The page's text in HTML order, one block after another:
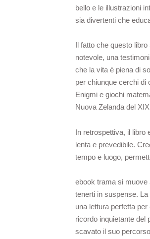
bello e le illustrazioni
sia divertenti che
Il fatto che questo
notevole, una
che la vita è piena di
per chiunque cerchi di
Enigmi e giochi
Nuova Zelanda del
In retrospettiva, il libro
lenta e prevedibile.
tempo e luogo,
ebook trama si muove
tenerti in suspense. La
una lettura perfetta
ricordo inquietante del
scavato il suo